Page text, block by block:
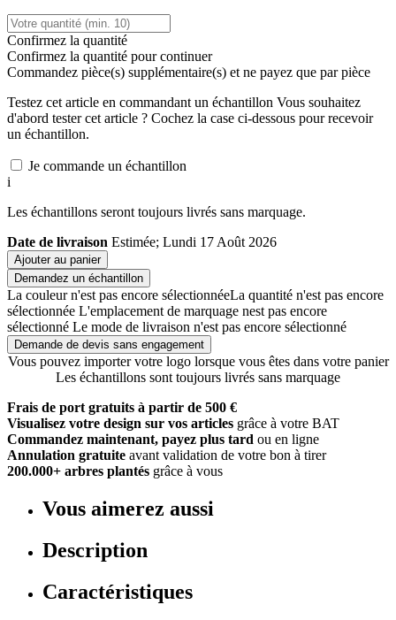
Confirmez la quantité
Confirmez la quantité pour continuer
Commandez pièce(s) supplémentaire(s) et ne payez que par pièce
Testez cet article en commandant un échantillon Vous souhaitez
d'abord tester cet article ? Cochez la case ci-dessous pour recevoir
un échantillon.
Je commande un échantillon
i
Les échantillons seront toujours livrés sans marquage.
Date de livraison Estimée; Lundi 17 Août 2026
Ajouter au panier
Demandez un échantillon
La couleur n'est pas encore sélectionnéeLa quantité n'est pas encore
sélectionnée L'emplacement de marquage nest pas encore
sélectionné Le mode de livraison n'est pas encore sélectionné
Demande de devis sans engagement
Vous pouvez importer votre logo lorsque vous êtes dans votre panier
Les échantillons sont toujours livrés sans marquage
Frais de port gratuits à partir de 500 €
Visualisez votre design sur vos articles grâce à votre BAT
Commandez maintenant, payez plus tard ou en ligne
Annulation gratuite avant validation de votre bon à tirer
200.000+ arbres plantés grâce à vous
Vous aimerez aussi
Description
Caractéristiques